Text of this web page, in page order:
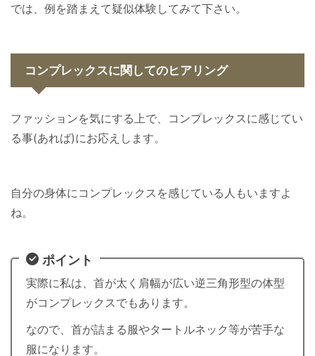
では、例を踏まえて疑似体験してみて下さい。
コンプレックスに関してのヒアリング
ファッションを気にする上で、コンプレックスに感じてい
る事(あれば)にお応えします。
自分の身体にコンプレックスを感じている人もいますよ
ね。
ポイント
実際に私は、首が太く肩幅が広い逆三角形型の体型
がコンプレックスでもあります。
なので、首が詰まる服やタートルネック等が苦手な
服になります。